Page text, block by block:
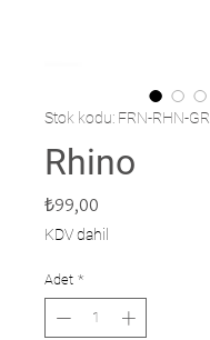
Stok kodu: FRN-RHN-GR
Rhino
₺99,00
KDV dahil
Adet *